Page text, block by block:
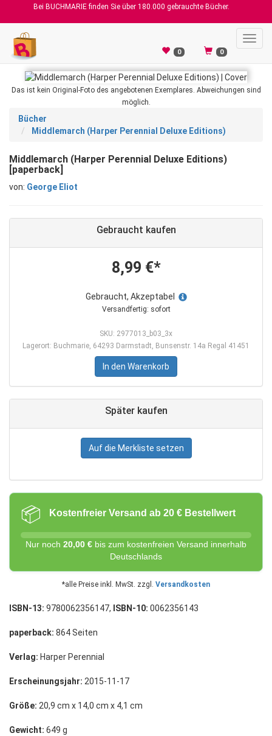
Bei BUCHMARIE finden Sie über 180.000 gebrauchte Bücher.
0 0
Das ist kein Original-Foto des angebotenen Exemplares. Abweichungen sind
möglich.
Bücher
Middlemarch (Harper Perennial Deluxe Editions)
Middlemarch (Harper Perennial Deluxe Editions)
[paperback]
von: George Eliot
Gebraucht kaufen
8,99 €*
Gebraucht, Akzeptabel
Versandfertig: sofort
SKU: 2977013_b03_3x
Lagerort: Buchmarie, 64293 Darmstadt, Bunsenstr. 14a Regal 41451
In den Warenkorb
Später kaufen
Auf die Merkliste setzen
📦 Kostenfreier Versand ab 20 € Bestellwert
Nur noch 20,00 € bis zum kostenfreien Versand innerhalb
Deutschlands
*alle Preise inkl. MwSt. zzgl. Versandkosten
ISBN-13: 9780062356147, ISBN-10: 0062356143
paperback: 864 Seiten
Verlag: Harper Perennial
Erscheinungsjahr: 2015-11-17
Größe: 20,9 cm x 14,0 cm x 4,1 cm
Gewicht: 649 g